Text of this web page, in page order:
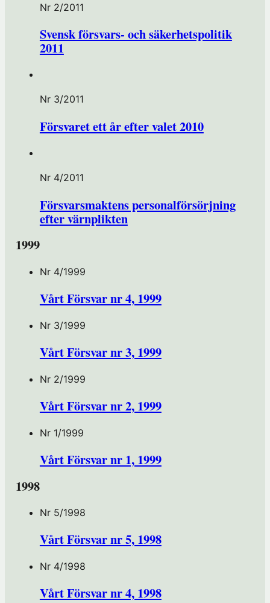
Nr 2/2011
Svensk försvars- och säkerhetspolitik
2011
Nr 3/2011
Försvaret ett år efter valet 2010
Nr 4/2011
Försvarsmaktens personalförsörjning
efter värnplikten
1999
Nr 4/1999
Vårt Försvar nr 4, 1999
Nr 3/1999
Vårt Försvar nr 3, 1999
Nr 2/1999
Vårt Försvar nr 2, 1999
Nr 1/1999
Vårt Försvar nr 1, 1999
1998
Nr 5/1998
Vårt Försvar nr 5, 1998
Nr 4/1998
Vårt Försvar nr 4, 1998